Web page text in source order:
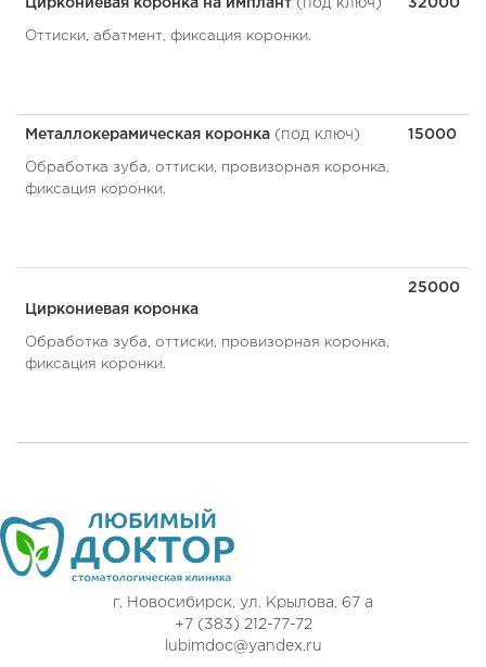
Циркониевая коронка на имплант (под ключ)
Оттиски, абатмент, фиксация коронки.
32000
Металлокерамическая коронка (под ключ)
Обработка зуба, оттиски, провизорная коронка,
фиксация коронки.
15000
Циркониевая коронка
Обработка зуба, оттиски, провизорная коронка,
фиксация коронки.
25000
г. Новосибирск, ул. Крылова, 67 а
+7 (383) 212-77-72
lubimdoc@yandex.ru